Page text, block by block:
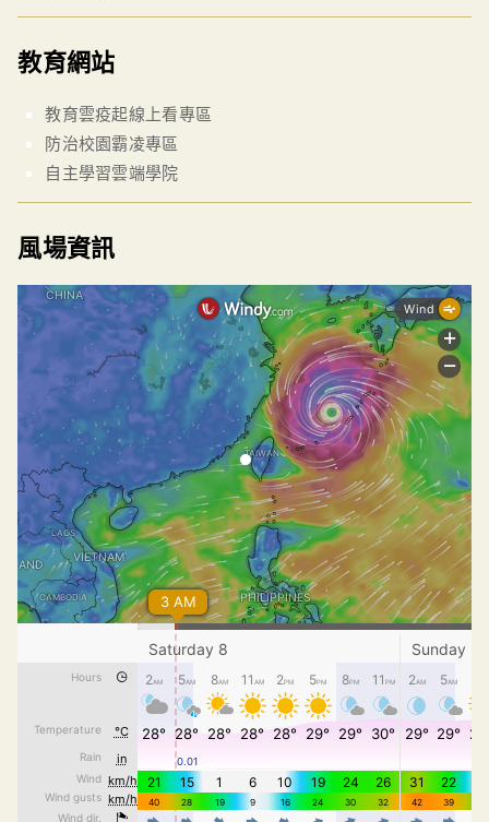
教育網站
教育雲疫起線上看專區
防治校園霸凌專區
自主學習雲端學院
風場資訊